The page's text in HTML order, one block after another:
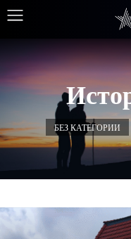
БЕЗ КАТЕГОРИИ